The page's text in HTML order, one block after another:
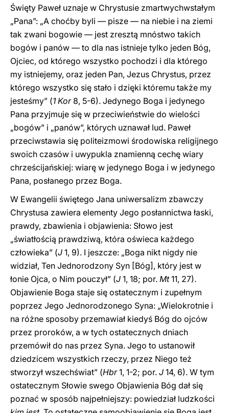
Święty Paweł uznaje w Chrystusie zmartwychwstałym
„Pana”: „A choćby byli — pisze — na niebie i na ziemi
tak zwani bogowie — jest zresztą mnóstwo takich
bogów i panów — to dla nas istnieje tylko jeden Bóg,
Ojciec, od którego wszystko pochodzi i dla którego
my istniejemy, oraz jeden Pan, Jezus Chrystus, przez
którego wszystko się stało i dzięki któremu także my
jesteśmy” (1 Kor8, 5-6). Jedynego Boga i jedynego
Pana przyjmuje się w przeciwieństwie do wielości
„bogów” i „panów”, których uznawał lud. Paweł
przeciwstawia się politeizmowi środowiska religijnego
swoich czasów i uwypukla znamienną cechę wiary
chrześcijańskiej: wiarę w jedynego Boga i w jedynego
Pana, posłanego przez Boga.
W Ewangelii świętego Jana uniwersalizm zbawczy
Chrystusa zawiera elementy Jego posłannictwa łaski,
prawdy, zbawienia i objawienia: Słowo jest
„światłością prawdziwą, która oświeca każdego
człowieka” (J 1, 9). I jeszcze: „Boga nikt nigdy nie
widział, Ten Jednorodzony Syn [Bóg], który jest w
łonie Ojca, o Nim pouczył” (J 1, 18; por. Mt11, 27).
Objawienie Boga staje się ostatecznym i zupełnym
poprzez Jego Jednorodzonego Syna: „Wielokrotnie i
na różne sposoby przemawiał kiedyś Bóg do ojców
przez proroków, a w tych ostatecznych dniach
przemówił do nas przez Syna. Jego to ustanowił
dziedzicem wszystkich rzeczy, przez Niego też
stworzył wszechświat” (Hbr1, 1-2; por. J 14, 6). W tym
ostatecznym Słowie swego Objawienia Bóg dał się
poznać w sposób najpełniejszy: powiedział ludzkości